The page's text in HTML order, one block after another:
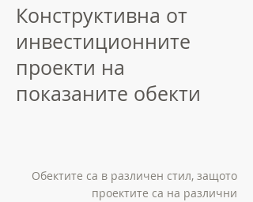
Конструктивна от
инвестиционните
проекти на
показаните обекти
Обектите са в различен стил, защото
проектите са на различни